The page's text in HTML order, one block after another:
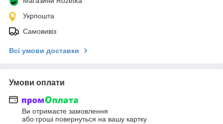
Укрпошта
Самовивіз
Всі умови доставки
Умови оплати
Ви отримаєте замовлення
або гроші повернуться на вашу картку